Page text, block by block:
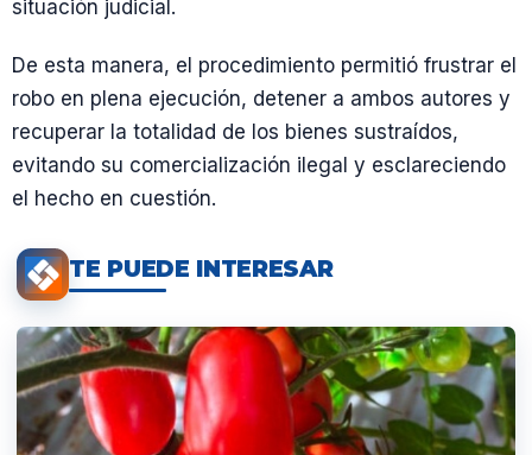
situación judicial.
De esta manera, el procedimiento permitió frustrar el
robo en plena ejecución, detener a ambos autores y
recuperar la totalidad de los bienes sustraídos,
evitando su comercialización ilegal y esclareciendo
el hecho en cuestión.
TE PUEDE INTERESAR